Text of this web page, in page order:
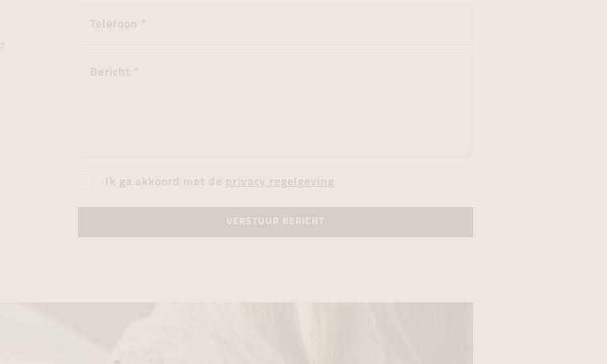
Ik ga akkoord met de privacy regelgeving
VERSTUUR BERICHT